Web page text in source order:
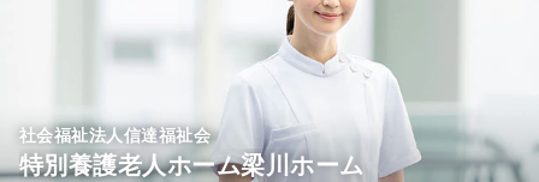
社会福祉法人信達福祉会
特別養護老人ホーム梁川ホーム